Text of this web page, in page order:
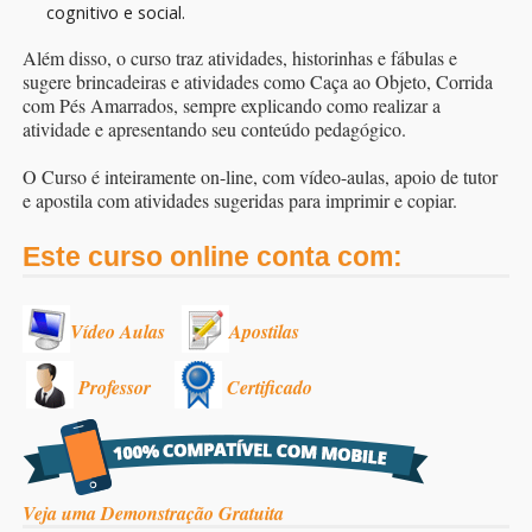
cognitivo e social.
Além disso, o curso traz atividades, historinhas e fábulas e
sugere brincadeiras e atividades como Caça ao Objeto, Corrida
com Pés Amarrados, sempre explicando como realizar a
atividade e apresentando seu conteúdo pedagógico.
O Curso é inteiramente on-line, com vídeo-aulas, apoio de tutor
e apostila com atividades sugeridas para imprimir e copiar.
Este curso online conta com:
Vídeo Aulas Apostilas
Professor Certificado
Veja uma Demonstração Gratuita